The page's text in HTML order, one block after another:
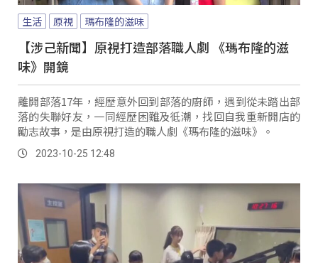
生活 原視 瑪布隆的滋味
【涉己新聞】原視打造部落職人劇 《瑪布隆的滋
味》開鏡
離開部落17年，經歷意外回到部落的廚師，遇到從未踏出部
落的失聯好友，一同經歷困難及彽潮，找回自我重新開店的
勵志故事，是由原視打造的職人劇《瑪布隆的滋味》。
2023-10-25 12:48